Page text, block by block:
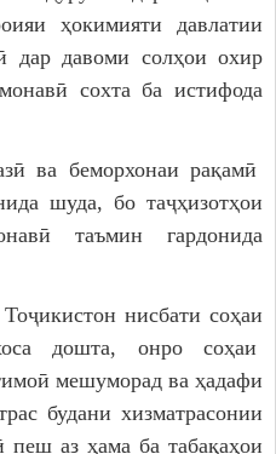
ҳокимияти давлатии
дар давоми солҳои охир
сохта ба истифода
беморхонаи рақамӣ
шуда, бо таҷҳизотҳои
таъмин гардонида
нисбати соҳаи
дошта, онро соҳаи
мешуморад ва ҳадафи
будани хизматрасонии
пеш аз ҳама ба табақаҳои